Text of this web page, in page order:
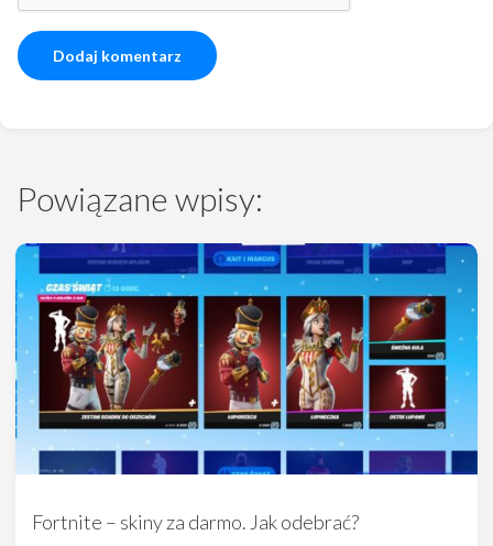
Powiązane wpisy:
Fortnite – skiny za darmo. Jak odebrać?